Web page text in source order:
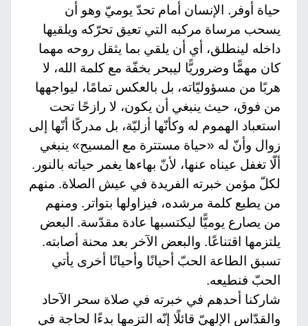
حياة أوفر. الإنسان أمام تحدّ يوميّ وهو أن
يسحب مرساة مركبه التي تعيق تحرّكه ويلقيها
داخله لينطلق، أي أن يلقي بما يثقل روحه مهما
كان مهمًّا وضروريًّا ليبحر بخفّة مع كلمة الله، لا
هربًا من مسؤوليّاته، بل بالعكس تمامًا، ليواجهها
من فوق، حيث ينبغي أن يكون، لا رازحًا تحت
استعباد الهموم له وكأنّها أزليّة، بل مدركًا أنّها إلى
زوال وأنّ له «حياة مستترة مع المسيح» ينبغي
ألّا تغفل عيناه عنها، لأنّ بهاءها يغمر حياته بالنور.
لكلّ مؤمن خبرته الفريدة في عيش الصلاة. منهم
من يطيع كلمة مرشده، فيزاولها بتواتر. ومنهم
من يصارع يوميًّا ليكتسبها عادة مقدّسة. البعض
يلتزمها اقتناعًا. والبعض الآخر بعد محنة أصابته.
تسبق الطاعة الحبّ أحيانًا وأحيانًا أخرى يأتي
الحبّ فنطيعه.
شاركنا أحدهم في خبرته في صلاة سحر الآحاد
والقدّاس الإلهيّ قائلًا إنّه التزمها بدءًا لحاجة في